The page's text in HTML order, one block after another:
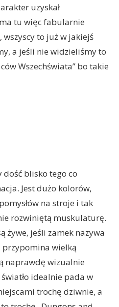
uzyskał
tu więc fabularnie
to już w jakiejś
a jeśli nie widzieliśmy to
Wszechświata” bo takie
dość blisko tego co
Jest dużo kolorów,
na stroje i tak
rozwiniętą muskulaturę.
żywe, jeśli zamek nazywa
przypomina wielką
naprawdę wizualnie
idealnie pada w
trochę dziwnie, a